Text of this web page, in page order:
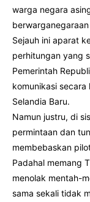
warga negara
Sejauh ini aparat
perhitungan yang
Pemerintah
komunikasi
Selandia Baru.
Namun justru, di
permintaan dan
membebaskan
Padahal memang
menolak mentah-
sama sekali tidak